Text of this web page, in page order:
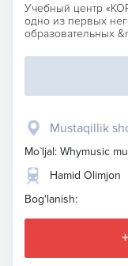
Учебный центр
одно из первых
образовательных
Mustaqillik
Mo`ljal: Whymusic
Hamid Olimjon
Bog'lanish: